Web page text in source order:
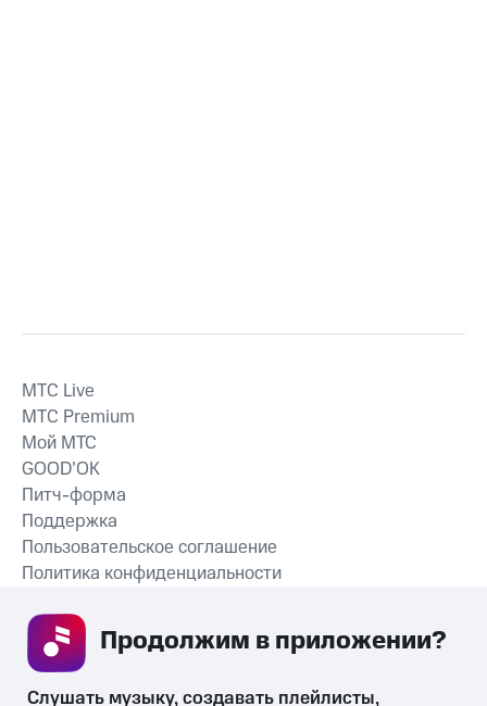
СКАЧАТЬ ПРИЛОЖЕНИЕ
MTС Live
MTС Premium
Мой МТС
GOOD’OK
Питч-форма
Поддержка
Пользовательское соглашение
Политика конфиденциальности
Слушать музыку, создавать плейлисты,